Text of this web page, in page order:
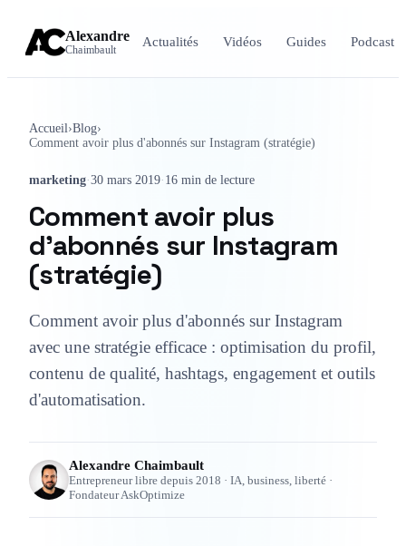
Alexandre
Chaimbault
Actualités Vidéos Guides Podcast
Accueil›Blog›
Comment avoir plus d'abonnés sur Instagram (stratégie)
marketing·30 mars 2019·16 min de lecture
Comment avoir plus
d'abonnés sur Instagram
(stratégie)
Comment avoir plus d'abonnés sur Instagram
avec une stratégie efficace : optimisation du profil,
contenu de qualité, hashtags, engagement et outils
d'automatisation.
Alexandre Chaimbault
Entrepreneur libre depuis 2018 · IA, business, liberté ·
Fondateur AskOptimize